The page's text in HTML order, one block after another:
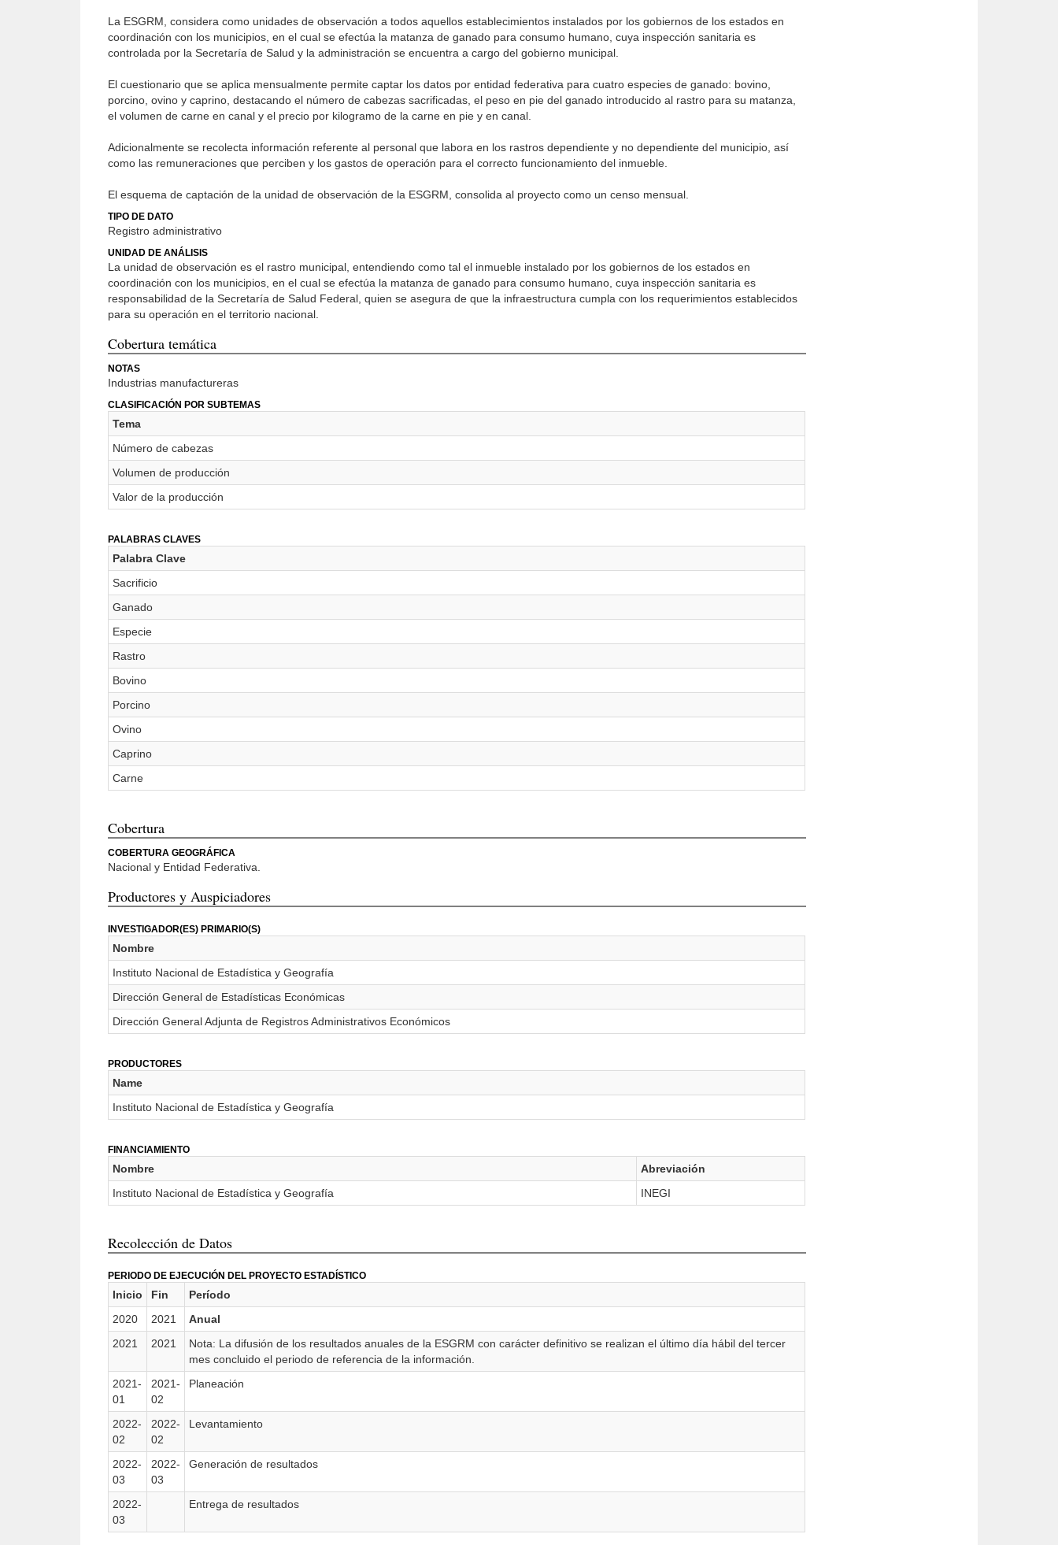
La ESGRM, considera como unidades de observación a todos aquellos establecimientos instalados por los gobiernos de los estados en
coordinación con los municipios, en el cual se efectúa la matanza de ganado para consumo humano, cuya inspección sanitaria es
controlada por la Secretaría de Salud y la administración se encuentra a cargo del gobierno municipal.
El cuestionario que se aplica mensualmente permite captar los datos por entidad federativa para cuatro especies de ganado: bovino,
porcino, ovino y caprino, destacando el número de cabezas sacrificadas, el peso en pie del ganado introducido al rastro para su matanza,
el volumen de carne en canal y el precio por kilogramo de la carne en pie y en canal.
Adicionalmente se recolecta información referente al personal que labora en los rastros dependiente y no dependiente del municipio, así
como las remuneraciones que perciben y los gastos de operación para el correcto funcionamiento del inmueble.
El esquema de captación de la unidad de observación de la ESGRM, consolida al proyecto como un censo mensual.
TIPO DE DATO
Registro administrativo
UNIDAD DE ANÁLISIS
La unidad de observación es el rastro municipal, entendiendo como tal el inmueble instalado por los gobiernos de los estados en
coordinación con los municipios, en el cual se efectúa la matanza de ganado para consumo humano, cuya inspección sanitaria es
responsabilidad de la Secretaría de Salud Federal, quien se asegura de que la infraestructura cumpla con los requerimientos establecidos
para su operación en el territorio nacional.
Cobertura temática
NOTAS
Industrias manufactureras
CLASIFICACIÓN POR SUBTEMAS
Tema
Número de cabezas
Volumen de producción
Valor de la producción
PALABRAS CLAVES
Palabra Clave
Sacrificio
Ganado
Especie
Rastro
Bovino
Porcino
Ovino
Caprino
Carne
Cobertura
COBERTURA GEOGRÁFICA
Nacional y Entidad Federativa.
Productores y Auspiciadores
INVESTIGADOR(ES) PRIMARIO(S)
Nombre
Instituto Nacional de Estadística y Geografía
Dirección General de Estadísticas Económicas
Dirección General Adjunta de Registros Administrativos Económicos
PRODUCTORES
Name
Instituto Nacional de Estadística y Geografía
FINANCIAMIENTO
Nombre
Abreviación
Instituto Nacional de Estadística y Geografía
INEGI
Recolección de Datos
PERIODO DE EJECUCIÓN DEL PROYECTO ESTADÍSTICO
Inicio Fin
Período
2020
2021
Anual
2021
2021
Nota: La difusión de los resultados anuales de la ESGRM con carácter definitivo se realizan el último día hábil del tercer
mes concluido el periodo de referencia de la información.
2021-
01
2021-
02
Planeación
2022-
02
2022-
02
Levantamiento
2022-
03
2022-
03
Generación de resultados
2022-
03
Entrega de resultados